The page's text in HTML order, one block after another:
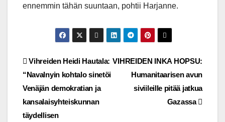
ennemmin tähän suuntaan, pohtii Harjanne.
Post
navigation
VIHREIDEN INKA HOPSU:
Humanitaarisen avun
siviileille pitää jatkua
Gazassa
Vihreiden Heidi Hautala:
“Navalnyin kohtalo sinetöi
Venäjän demokratian ja
kansalaisyhteiskunnan
täydellisen